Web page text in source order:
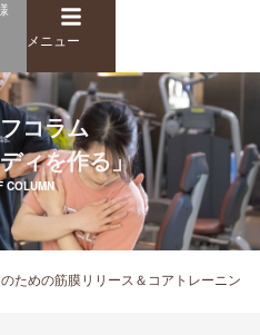
メ
ニ
ュ
ー
メニュー
コラム
ィを作る」
COLUMN
ための筋膜リリース＆コアトレーニング